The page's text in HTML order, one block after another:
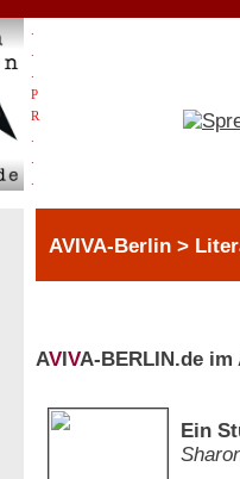
P
R
AVIVA-Berlin >
AV VA-BERLIN.de im
Ein